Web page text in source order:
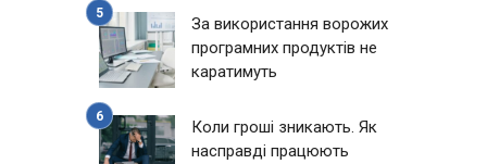
За використання ворожих
програмних продуктів не
каратимуть
Коли гроші зникають. Як
насправді працюють